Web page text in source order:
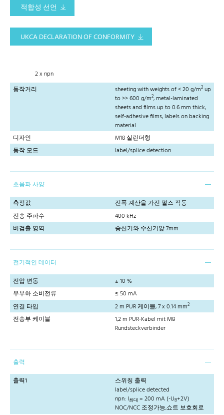
적합성 선언
UKCA DECLARATION OF CONFORMITY
2 x npn
동작거리
sheeting with weights of < 20 g/m2 up
to >> 600 g/m2, metal-laminated
sheets and films up to 0.6 mm thick,
self-adhesive films, labels on backing
material
디자인
M18 실린더형
동작 모드
label/splice detection
초음파 사양
측정값
진폭 계산을 가진 펄스 작동
전송 주파수
400 kHz
비검출 영역
송신기와 수신기앞 7mm
전기적인 데이터
전압 변동
± 10 %
무부하 소비전류
≤ 50 mA
연결 타입
2 m PUR 케이블, 7 x 0.14 mm2
전송부 케이블
1,2 m PUR-Kabel mit M8
Rundsteckverbinder
출력
출력1
스위칭 출력
label/splice detected
npn: I최대 = 200 mA (-UB+2V)
NOC/NCC 조정가능,쇼트 보호회로